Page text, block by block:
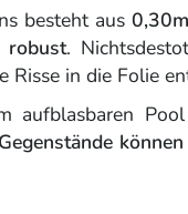
besteht aus
robust.
Risse in die Folie
aufblasbaren